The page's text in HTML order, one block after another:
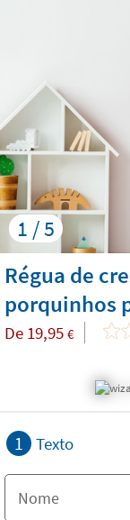
1 / 5
Régua de
porquinhos
De 19,95 €
1 Texto